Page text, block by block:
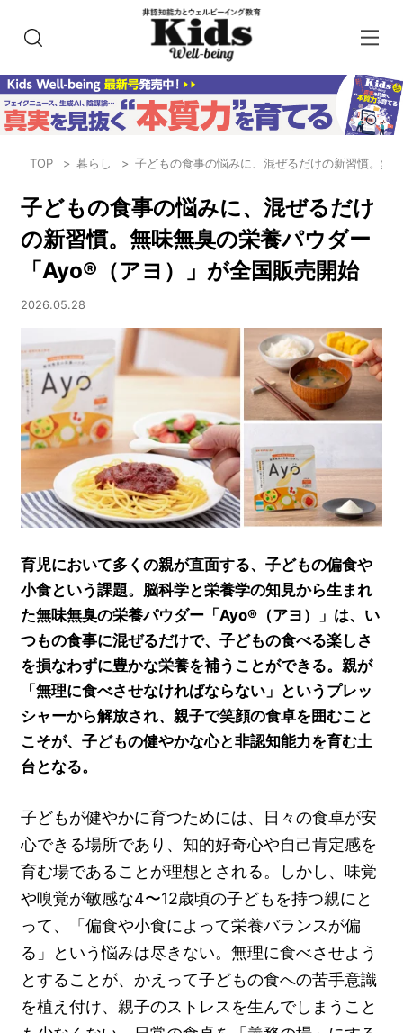
TOP 暮らし 子どもの食事の悩みに、混ぜるだけの新習慣。無
子どもの食事の悩みに、混ぜるだけ
の新習慣。無味無臭の栄養パウダー
「Ayo®（アヨ）」が全国販売開始
2026.05.28
育児において多くの親が直面する、子どもの偏食や
小食という課題。脳科学と栄養学の知見から生まれ
た無味無臭の栄養パウダー「Ayo®（アヨ）」は、い
つもの食事に混ぜるだけで、子どもの食べる楽しさ
を損なわずに豊かな栄養を補うことができる。親が
「無理に食べさせなければならない」というプレッ
シャーから解放され、親子で笑顔の食卓を囲むこと
こそが、子どもの健やかな心と非認知能力を育む土
台となる。
子どもが健やかに育つためには、日々の食卓が安
心できる場所であり、知的好奇心や自己肯定感を
育む場であることが理想とされる。しかし、味覚
や嗅覚が敏感な4〜12歳頃の子どもを持つ親にと
って、「偏食や小食によって栄養バランスが偏
る」という悩みは尽きない。無理に食べさせよう
とすることが、かえって子どもの食への苦手意識
を植え付け、親子のストレスを生んでしまうこと